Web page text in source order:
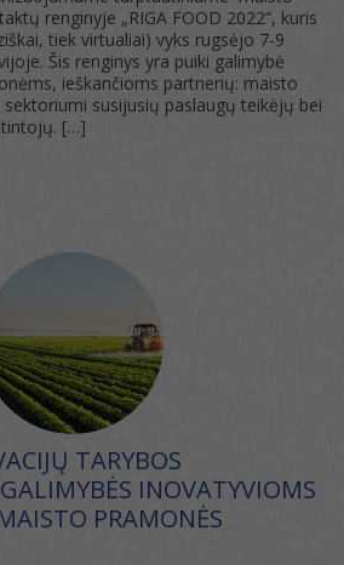
renginyje „RIGA FOOD 2022“, kuris
tiek virtualiai) vyks rugsėjo 7-9
Šis renginys yra puiki galimybė
ieškančioms partnerių: maisto
susijusių paslaugų teikėjų bei
[…]
TARYBOS
INOVATYVIOMS
PRAMONĖS